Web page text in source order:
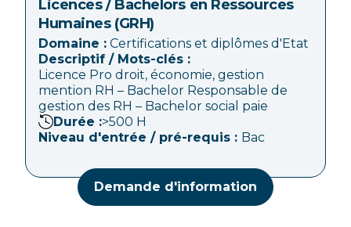
Licences / Bachelors en Ressources
Humaines (GRH)
Domaine : Certifications et diplômes d'Etat
Descriptif / Mots-clés :
Licence Pro droit, économie, gestion
mention RH – Bachelor Responsable de
gestion des RH – Bachelor social paie
Durée :>500 H
Niveau d'entrée / pré-requis : Bac
Demande d'information